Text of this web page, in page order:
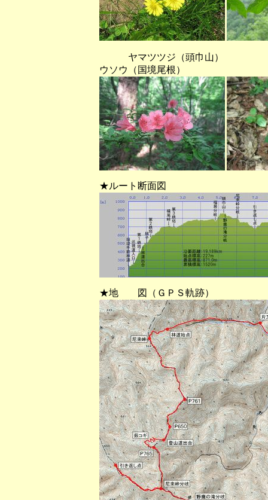
ヤマツツジ（頭巾山）
ウソウ（国境尾根）
★ルート断面図
★地 図（ＧＰＳ軌跡）